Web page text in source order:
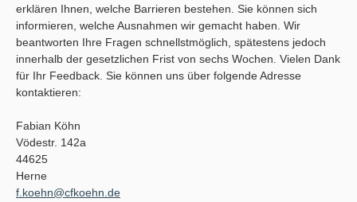
erklären Ihnen, welche Barrieren bestehen. Sie können sich
informieren, welche Ausnahmen wir gemacht haben. Wir
beantworten Ihre Fragen schnellstmöglich, spätestens jedoch
innerhalb der gesetzlichen Frist von sechs Wochen. Vielen Dank
für Ihr Feedback. Sie können uns über folgende Adresse
kontaktieren:
Fabian Köhn
Vödestr. 142a
44625
Herne
f.koehn@cfkoehn.de